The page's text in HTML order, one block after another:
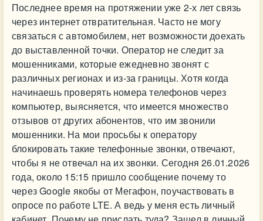
Последнее время на протяжении уже 2-х лет связь
через интернет отвратительная. Часто не могу
связаться с автомобилем, нет возможности доехать
до выставленной точки. Оператор не следит за
мошенниками, которые ежедневно звонят с
различных регионах и из-за границы. Хотя когда
начинаешь проверять номера телефонов через
компьютер, выясняется, что имеется множество
отзывов от других абонентов, что им звонили
мошенники. На мои просьбы к оператору
блокировать такие телефонные звонки, отвечают,
чтобы я не отвечал на их звонки. Сегодня 26.01.2026
года, около 15:15 пришло сообщение почему то
через Google якобы от Мегафон, поучаствовать в
опросе по работе LTE. А ведь у меня есть личный